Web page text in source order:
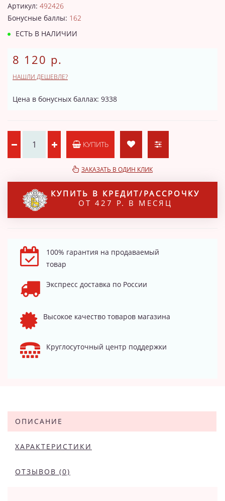
Артикул: 492426
Бонусные баллы: 162
ЕСТЬ В НАЛИЧИИ
8 120 р.
НАШЛИ ДЕШЕВЛЕ?
Цена в бонусных баллах: 9338
КУПИТЬ
ЗАКАЗАТЬ В ОДИН КЛИК
КУПИТЬ В КРЕДИТ/РАССРОЧКУ
ОТ 427 Р. В МЕСЯЦ
100% гарантия на продаваемый
товар
Экспресс доставка по России
Высокое качество товаров магазина
Круглосуточный центр поддержки
ОПИСАНИЕ
ХАРАКТЕРИСТИКИ
ОТЗЫВОВ (0)